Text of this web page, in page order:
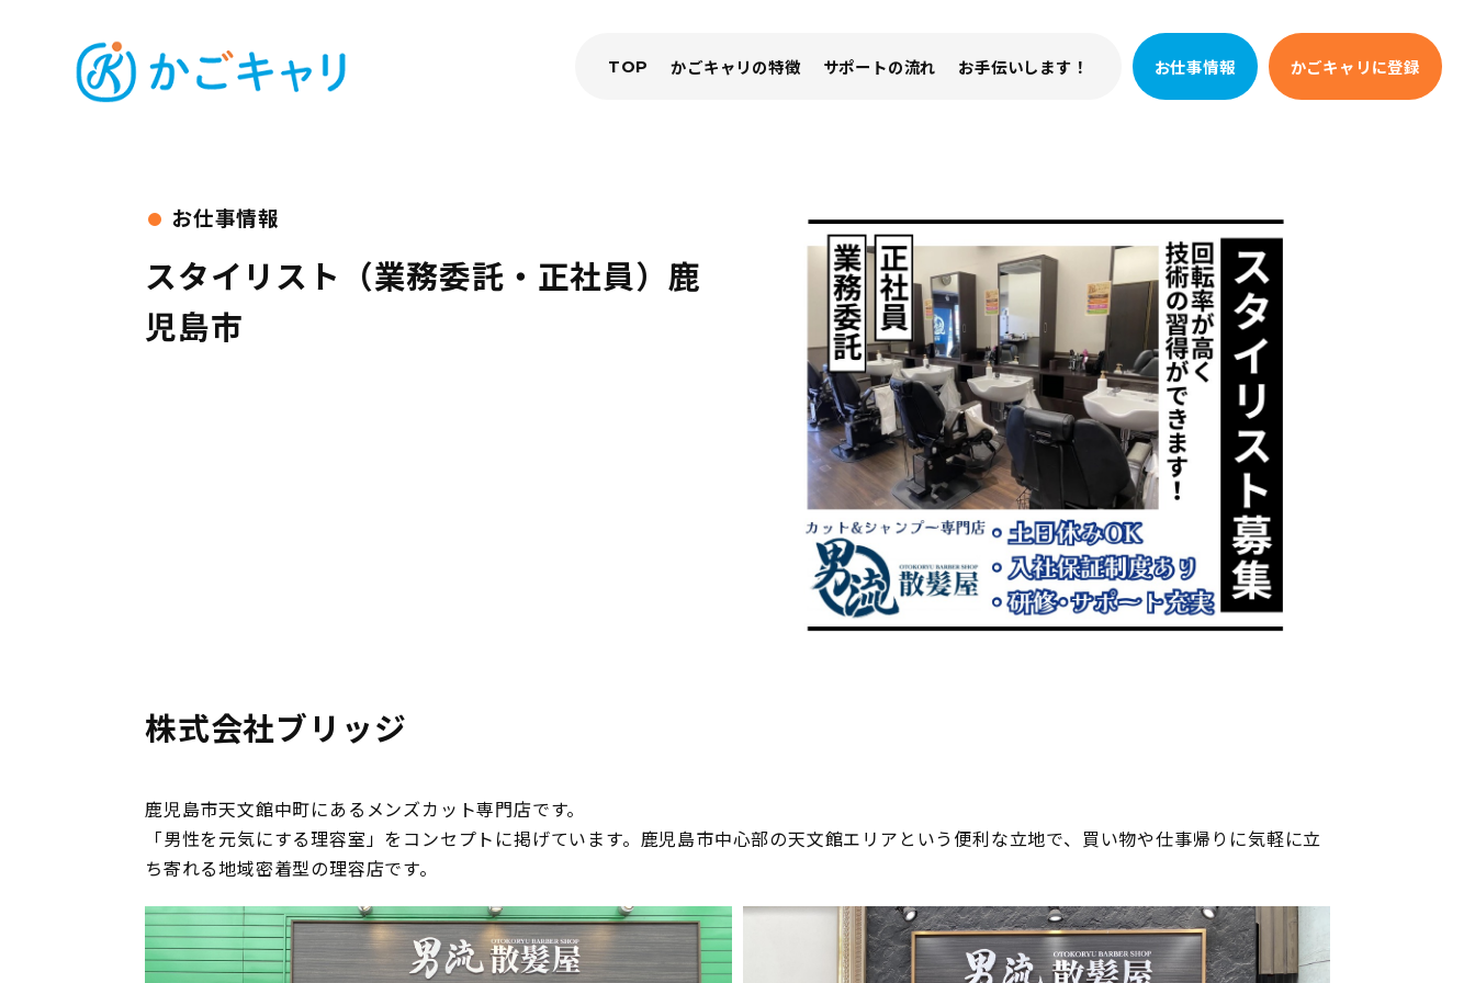
TOP かごキャリの特徴 サポートの流れ お手伝いします！ お仕事情報 かごキャリに登録
スタイリスト（業務委託・正社員）鹿
児島市
株式会社ブリッジ
鹿児島市天文館中町にあるメンズカット専門店です。
「男性を元気にする理容室」をコンセプトに掲げています。鹿児島市中心部の天文館エリアという便利な立地で、買い物や仕事帰りに気軽に立
ち寄れる地域密着型の理容店です。